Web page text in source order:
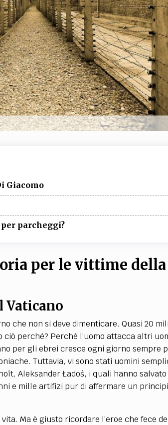
SOCIAL MEDIA
Giacomo
parcheggi?
per le vittime della
Vaticano
che non si deve dimenticare. Quasi 20
perché? Perché l’uomo attacca altri
per gli ebrei cresce ogni giorno sempre
Tuttavia, vi sono stati uomini
Aleksander Ładoś, i quali hanno salvato
e mille artifizi pur di affermare un
Ma è giusto ricordare l’eroe che fece